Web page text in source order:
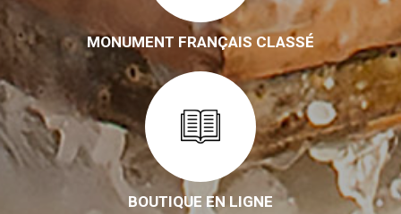
MONUMENT FRANÇAIS CLASSÉ
BOUTIQUE EN LIGNE